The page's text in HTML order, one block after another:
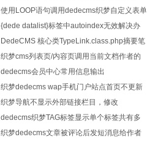
使用LOOP语句调用dedecms织梦自定义表单
内容的方法
{dede datalist}标签中autoindex无效解决办
法
DedeCMS 核心类TypeLink.class.php摘要笔
记
织梦cms列表页/内容页调用当前文档作者的
会员头像的方法
dedecms会员中心常用信息输出
织梦dedecms wap手机门户站点首页不更新
的解决方法
织梦导航不显示外部链接栏目，修改
channelartlist标签方法
dedecms织梦TAG标签显示单个标签共有多
少篇文章的方法
织梦dedecms文章被评论后发短消息给作者